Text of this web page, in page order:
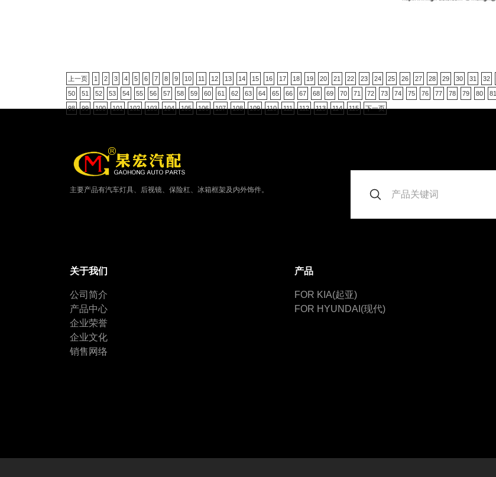
上一页 1 2 3 4 5 6 7 8 9 10 11 12 13 14 15 16 17 18 19 20 21 22 23 24 25 26 27 28 29 30 31 32
50 51 52 53 54 55 56 57 58 59 60 61 62 63 64 65 66 67 68 69 70 71 72 73 74 75 76 77 78 79 80 81
98 99 100 101 102 103 104 105 106 107 108 109 110 111 112 113 114 115 下一页
主要产品有汽车灯具、后视镜、保险杠、冰箱框架及内外饰件。
关于我们
公司简介
产品中心
企业荣誉
企业文化
销售网络
产品
FOR KIA(起亚)
FOR HYUNDAI(现代)